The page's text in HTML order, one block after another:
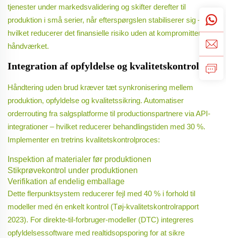
tjenester under markedsvalidering og skifter derefter til
produktion i små serier, når efterspørgslen stabiliserer sig –
hvilket reducerer det finansielle risiko uden at kompromittere
håndværket.
Integration af opfyldelse og kvalitetskontrol
Håndtering uden brud kræver tæt synkronisering mellem
produktion, opfyldelse og kvalitetssikring. Automatiser
orderrouting fra salgsplatforme til productionspartnere via API-
integrationer – hvilket reducerer behandlingstiden med 30 %.
Implementer en tretrins kvalitetskontrolproces:
Inspektion af materialer før produktionen
Stikprøvekontrol under produktionen
Verifikation af endelig emballage
Dette flerpunktsystem reducerer fejl med 40 % i forhold til
modeller med én enkelt kontrol (Tøj-kvalitetskontrolrapport
2023). For direkte-til-forbruger-modeller (DTC) integreres
opfyldelsessoftware med realtidsopsporing for at sikre